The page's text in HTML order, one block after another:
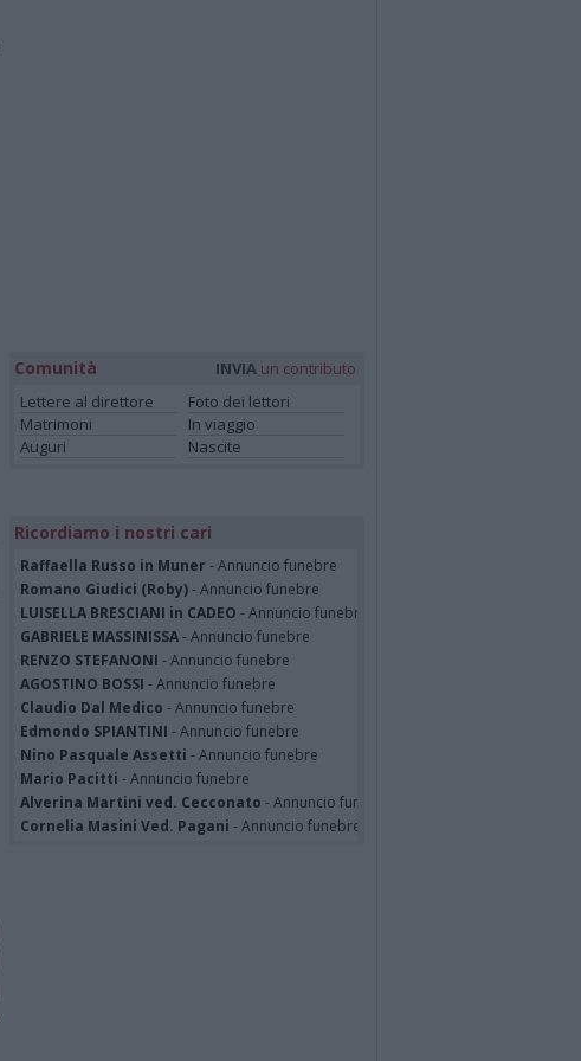
Comunità INVIA un contributo
Lettere al direttore
Foto dei lettori
Matrimoni
In viaggio
Auguri
Nascite
Ricordiamo i nostri cari
Raffaella Russo in Muner - Annuncio funebre
Romano Giudici (Roby)- Annuncio funebre
LUISELLA BRESCIANI in CADEO - Annuncio funebre
GABRIELE MASSINISSA- Annuncio funebre
RENZO STEFANONI - Annuncio funebre
AGOSTINO BOSSI - Annuncio funebre
Claudio Dal Medico - Annuncio funebre
Edmondo SPIANTINI - Annuncio funebre
Nino Pasquale Assetti - Annuncio funebre
Mario Pacitti - Annuncio funebre
Alverina Martini ved. Cecconato - Annuncio funebre
Cornelia Masini Ved. Pagani - Annuncio funebre